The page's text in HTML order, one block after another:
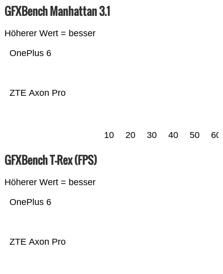
GFXBench Manhattan 3.1
Höherer Wert = besser
ZTE Axon Pro
OnePlus 6
10 20 30 40 50 60
GFXBench T-Rex (FPS)
Höherer Wert = besser
ZTE Axon Pro
OnePlus 6